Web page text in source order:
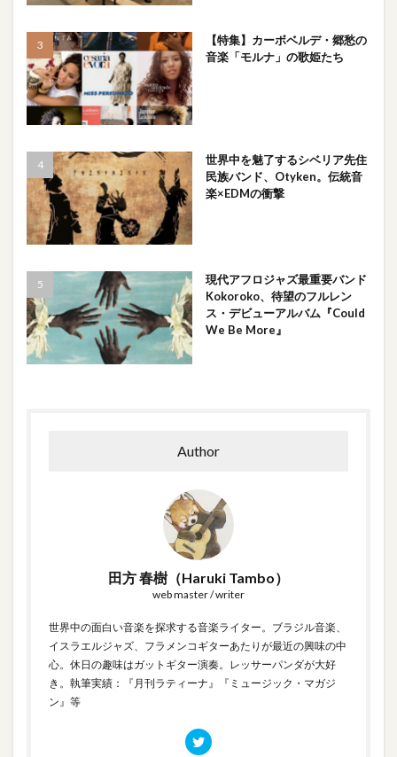
【特集】カーボベルデ・郷愁の
音楽「モルナ」の歌姫たち
世界中を魅了するシベリア先住
民族バンド、Otyken。伝統音
楽×EDMの衝撃
現代アフロジャズ最重要バンド
Kokoroko、待望のフルレン
ス・デビューアルバム『Could
We Be More』
Author
田方 春樹（Haruki Tambo）
web master / writer
世界中の面白い音楽を探求する音楽ライター。ブラジル音楽、
イスラエルジャズ、フラメンコギターあたりが最近の興味の中
心。休日の趣味はガットギター演奏。レッサーパンダが大好
き。執筆実績：『月刊ラティーナ』『ミュージック・マガジ
ン』等